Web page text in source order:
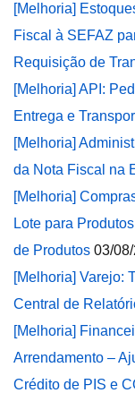
[Melhoria]
Fiscal à SEFAZ
Requisição de
[Melhoria] API:
Entrega e
[Melhoria]
da Nota Fiscal na
[Melhoria]
Lote para
de Produtos 03/
[Melhoria] Varejo:
Central de
[Melhoria]
Arrendamento –
Crédito de PIS e